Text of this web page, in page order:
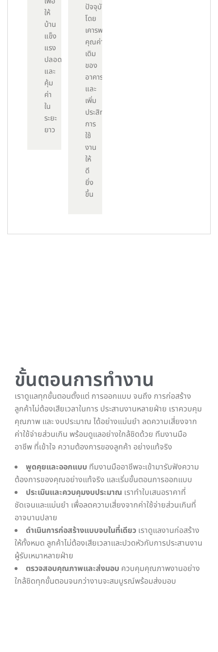
ให้
บ้าน
แข็ง
แรง
ปลอดภัย
และ
คุ้ม
ค่า
ใน
ระยะ
ยาว
ปัจจุบัน
โดย
เคารพ
คุณค่า
เดิม
ของ
อาคาร
และ
เพิ่ม
ประสิทธิภาพ
การ
ใช้
งาน
ให้
ดี
ยิ่ง
ขึ้น
ขั้นตอนการทำงาน
เราดูแลทุกขั้นตอนตั้งแต่ การออกแบบ จนถึง การก่อสร้าง
ลูกค้าไม่ต้องเสียเวลาในการ ประสานงานหลายฝ่าย เราควบคุม
คุณภาพ และ งบประมาณ ได้อย่างแม่นยำ ลดความเสี่ยงจาก
ค่าใช้จ่ายส่วนเกิน พร้อมดูแลอย่างใกล้ชิดด้วย ทีมงานมือ
อาชีพ ที่เข้าใจ ความต้องการของลูกค้า อย่างแท้จริง
พูดคุยและออกแบบ ทีมงานมืออาชีพจะเข้ามารับฟังความ
ต้องการของคุณอย่างแท้จริง และเริ่มขั้นตอนการออกแบบ
ประเมินและควบคุมงบประมาณ เราทำใบเสนอราคาที่
ชัดเจนและแม่นยำ เพื่อลดความเสี่ยงจากค่าใช้จ่ายส่วนเกินที่
อาจบานปลาย
ดำเนินการก่อสร้างแบบจบในที่เดียว เราดูแลงานก่อสร้าง
ให้ทั้งหมด ลูกค้าไม่ต้องเสียเวลาและปวดหัวกับการประสานงาน
ผู้รับเหมาหลายฝ่าย
ตรวจสอบคุณภาพและส่งมอบ ควบคุมคุณภาพงานอย่าง
ใกล้ชิดทุกขั้นตอนจนกว่างานจะสมบูรณ์พร้อมส่งมอบ